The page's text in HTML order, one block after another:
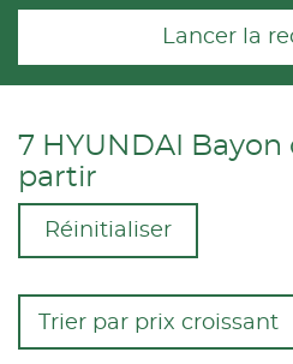
Lancer la
7 HYUNDAI Bayon
partir
Réinitialiser
Trier par prix croissant